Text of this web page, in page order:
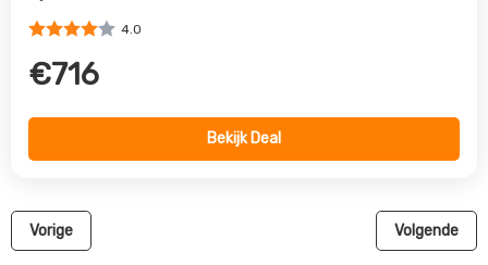
4.0
€716
Bekijk Deal
Vorige Volgende